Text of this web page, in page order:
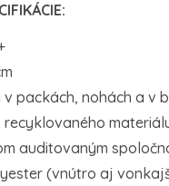
packách, nohách a v
auditovaným
(vnútro aj